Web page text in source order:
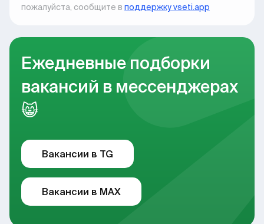
пожалуйста, сообщите в поддержку vseti.app
Ежедневные подборки
вакансий в мессенджерах
😸
Вакансии в TG
Вакансии в MAX